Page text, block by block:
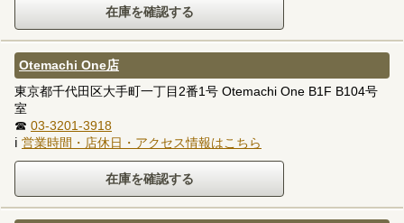
Otemachi One店
東京都千代田区大手町一丁目2番1号 Otemachi One B1F B104号
室
☎ 03-3201-3918
ℹ 営業時間・店休日・アクセス情報はこちら